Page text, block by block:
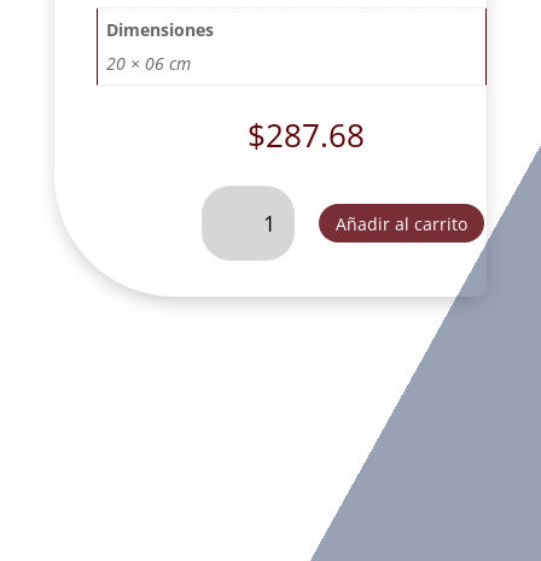
Dimensiones
20 × 06 cm
$287.68
SAN
DORMIDO
MEDIANO
Añadir al carrito